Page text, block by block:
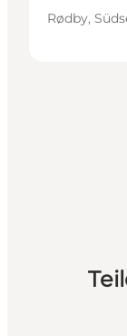
Rødby,